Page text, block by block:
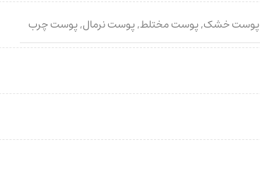
پوست خشک,پوست مختلط,پوست نرمال,پوست چرب